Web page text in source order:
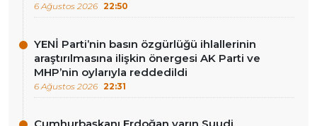
6 Ağustos 2026 22:50
YENİ Parti’nin basın özgürlüğü ihlallerinin
araştırılmasına ilişkin önergesi AK Parti ve
MHP’nin oylarıyla reddedildi
6 Ağustos 2026 22:31